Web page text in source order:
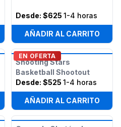
Desde: $625 1-4 horas
AÑADIR AL CARRITO
EN OFERTA
Shooting Stars
Basketball Shootout
Desde: $525 1-4 horas
AÑADIR AL CARRITO